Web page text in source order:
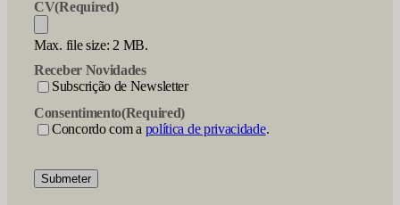
CV(Required)
Max. file size: 2 MB.
Receber Novidades
Subscrição de Newsletter
Consentimento(Required)
Concordo com a política de privacidade.
Submeter